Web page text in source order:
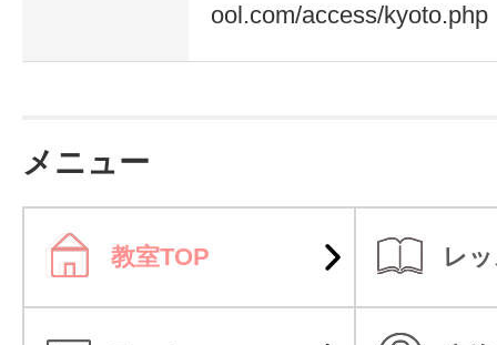
ool.com/access/kyoto.php
メニュー
教室TOP レ